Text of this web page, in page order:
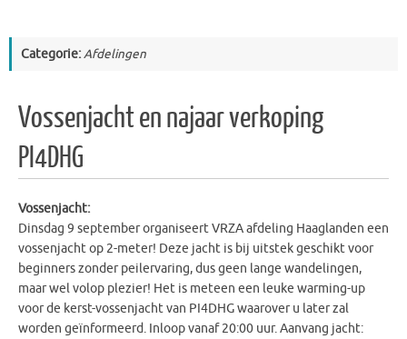
Categorie:Afdelingen
Vossenjacht en najaar verkoping
PI4DHG
Vossenjacht:
Dinsdag 9 september organiseert VRZA afdeling Haaglanden een
vossenjacht op 2-meter! Deze jacht is bij uitstek geschikt voor
beginners zonder peilervaring, dus geen lange wandelingen,
maar wel volop plezier! Het is meteen een leuke warming-up
voor de kerst-vossenjacht van PI4DHG waarover u later zal
worden geïnformeerd. Inloop vanaf 20:00 uur. Aanvang jacht: